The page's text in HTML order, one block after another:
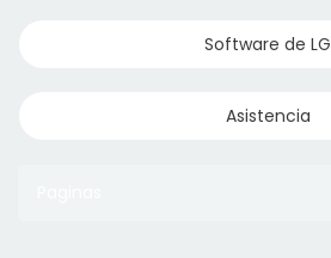
Software de LG
Asistencia